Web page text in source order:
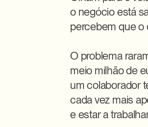
o negócio está
percebem que o
O problema
meio milhão de
um colaborador
cada vez mais
e estar a